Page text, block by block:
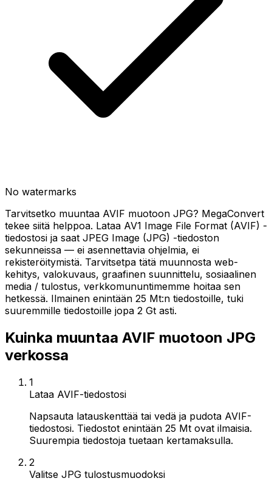
No watermarks
Tarvitsetko muuntaa AVIF muotoon JPG? MegaConvert
tekee siitä helppoa. Lataa AV1 Image File Format (AVIF) -
tiedostosi ja saat JPEG Image (JPG) -tiedoston
sekunneissa — ei asennettavia ohjelmia, ei
rekisteröitymistä. Tarvitsetpa tätä muunnosta web-
kehitys, valokuvaus, graafinen suunnittelu, sosiaalinen
media / tulostus, verkkomununtimemme hoitaa sen
hetkessä. Ilmainen enintään 25 Mt:n tiedostoille, tuki
suuremmille tiedostoille jopa 2 Gt asti.
Kuinka muuntaa AVIF muotoon JPG
verkossa
1
Lataa AVIF-tiedostosi
Napsauta latauskenttää tai vedä ja pudota AVIF-
tiedostosi. Tiedostot enintään 25 Mt ovat ilmaisia.
Suurempia tiedostoja tuetaan kertamaksulla.
2
Valitse JPG tulostusmuodoksi